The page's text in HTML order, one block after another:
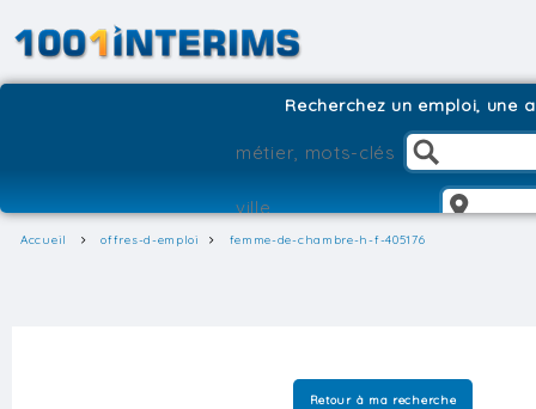
Recherchez un emploi, une
Accueil offres-d-emploi femme-de-chambre-h-f-405176
Retour à ma recherche